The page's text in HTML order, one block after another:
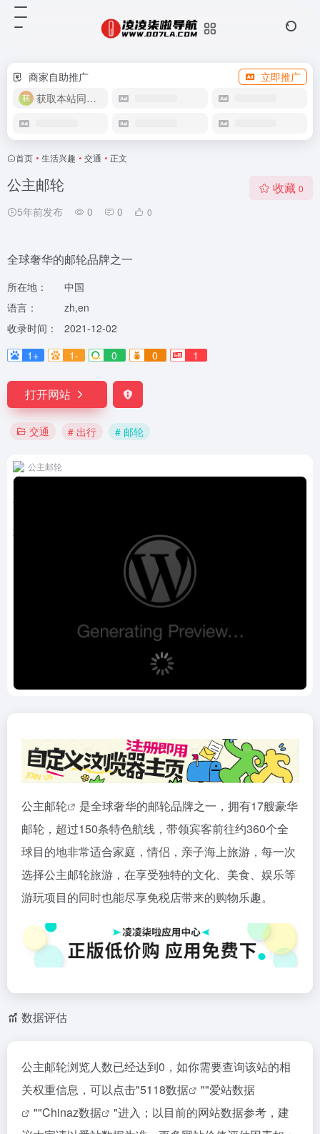
商家自助推广
立即推广
获取本站同款主题
首页 • 生活兴趣 • 交通 • 正文
公主邮轮
5年前发布 0 0 0
收藏 0
全球奢华的邮轮品牌之一
所在地：
中国
语言：
zh,en
收录时间：
2021-12-02
1+
1- 0 0 1
打开网站
交通 # 出行 # 邮轮
公主邮轮
公主邮轮
是全球奢华的邮轮品牌之一，拥有17艘豪华
邮轮，超过150条特色航线，带领宾客前往约360个全
球目的地非常适合家庭，情侣，亲子海上旅游，每一次
选择公主邮轮旅游，在享受独特的文化、美食、娱乐等
游玩项目的同时也能尽享免税店带来的购物乐趣。
数据评估
公主邮轮浏览人数已经达到0，如你需要查询该站的相
关权重信息，可以点击"5118数据 ""爱站数据
""Chinaz数据
"进入；以目前的网站数据参考，建